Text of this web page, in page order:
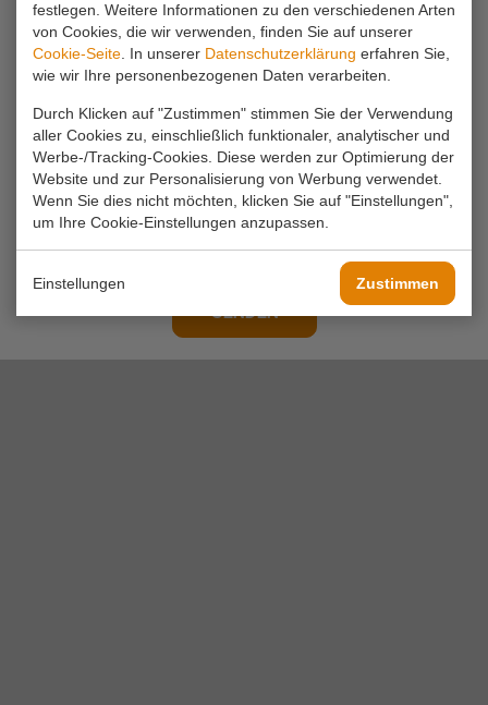
festlegen. Weitere Informationen zu den verschiedenen Arten
von Cookies, die wir verwenden, finden Sie auf unserer
Cookie-Seite . In unserer Datenschutzerklärung erfahren Sie,
wie wir Ihre personenbezogenen Daten verarbeiten.
Durch Klicken auf "Zustimmen" stimmen Sie der Verwendung
aller Cookies zu, einschließlich funktionaler, analytischer und
Werbe-/Tracking-Cookies. Diese werden zur Optimierung der
Website und zur Personalisierung von Werbung verwendet.
Wenn Sie dies nicht möchten, klicken Sie auf "Einstellungen",
um Ihre Cookie-Einstellungen anzupassen.
Einstellungen Zustimmen
Ihr Telefon
Anfrage*